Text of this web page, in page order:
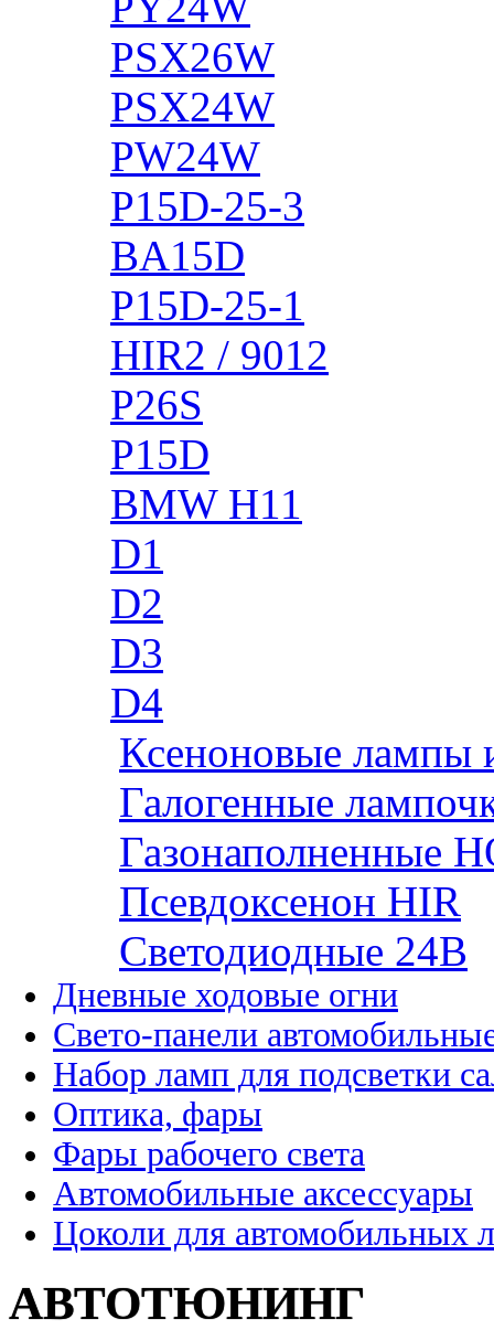
PSX26W
PSX24W
PW24W
P15D-25-3
BA15D
P15D-25-1
HIR2 / 9012
P26S
P15D
BMW H11
D1
D2
D3
D4
Ксеноновые лампы
Галогенные
Газонаполненные
Псевдоксенон HIR
Cветодиодные 24B
Дневные ходовые огни
Свето-панели
Набор ламп для подсветки
Оптика, фары
Фары рабочего света
Автомобильные аксессуары
Цоколи для автомобильных
АВТОТЮНИНГ